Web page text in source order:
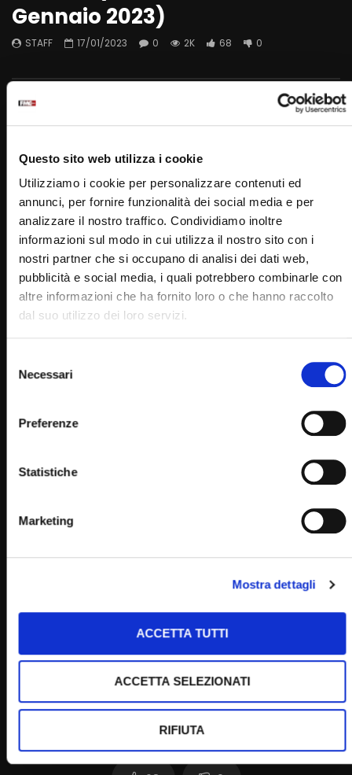
Questo sito web utilizza i cookie
Utilizziamo i cookie per personalizzare contenuti ed
annunci, per fornire funzionalità dei social media e per
analizzare il nostro traffico. Condividiamo inoltre
informazioni sul modo in cui utilizza il nostro sito con i
nostri partner che si occupano di analisi dei dati web,
pubblicità e social media, i quali potrebbero combinarle con
altre informazioni che ha fornito loro o che hanno raccolto
dal suo utilizzo dei loro servizi.
delNecessari
Preferenze
Statistiche
Marketing
Mostra dettagli
ACCETTA TUTTI
ACCETTA SELEZIONATI
RIFIUTA
Gennaio 2023)
STAFF 17/01/2023 0 2K 68 0
Padre Pio
Padre Pio Tv
Emittente televisiva cattolica dei frati cappuccini di San
Giovanni Rotondo.
su Tv Sat al canale 445,
Home
Media:0]